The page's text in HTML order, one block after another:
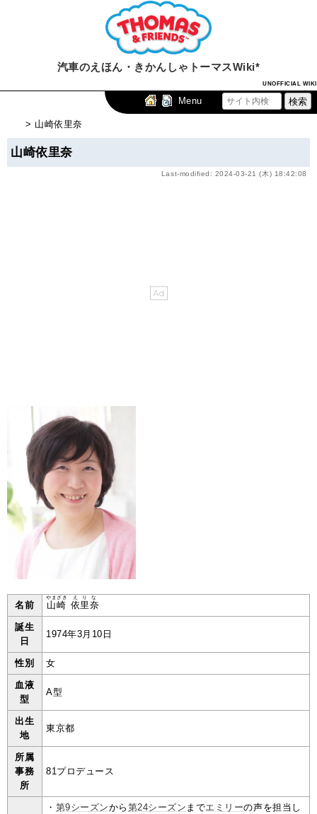
汽車のえほん・きかんしゃトーマスWiki*
UNOFFICIAL WIKI
Menu
> 山崎依里奈
山崎依里奈
Last-modified: 2024-03-21 (木) 18:42:08
名前 山崎
やまざき
依里奈
えりな
誕生
日
1974年3月10日
性別 女
血液
型
A型
出生
地
東京都
所属
事務
所
81プロデュース
・ 第9シーズンから 第24シーズン までエミリーの声を担当し